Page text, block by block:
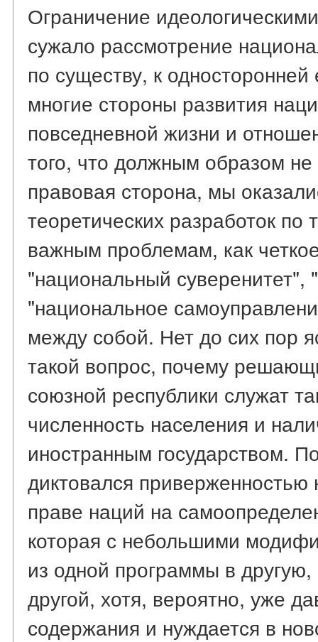
Ограничение
сужало рассмотрение
по существу, к односторонней
многие стороны развития
повседневной жизни и
того, что должным образом
правовая сторона, мы
теоретических разработок
важным проблемам, как
"национальный
"национальное
между собой. Нет до сих пор
такой вопрос, почему
союзной республики служат
численность населения и
иностранным государством.
диктовался
праве наций на
которая с небольшими
из одной программы в другую,
другой, хотя, вероятно, уже
содержания и нуждается в